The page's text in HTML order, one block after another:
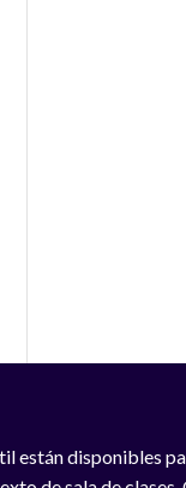
están disponibles